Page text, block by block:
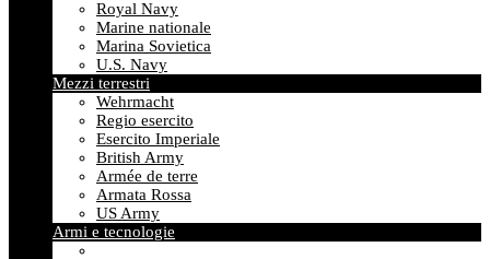
Royal Navy
Marine nationale
Marina Sovietica
U.S. Navy
Mezzi terrestri
Wehrmacht
Regio esercito
Esercito Imperiale
British Army
Armée de terre
Armata Rossa
US Army
Armi e tecnologie